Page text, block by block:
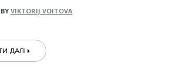
BY VIKTORIJ VOITOVA
ДАЛІ